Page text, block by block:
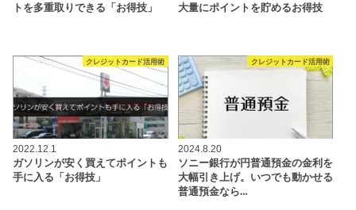
トを多重取りできる「お得技」
大量にポイントを貯めるお得技
クレジットカード活用術
2022.12.1
ガソリンが安く買えてポイントも
手に入る「お得技」
クレジットカード活用術
2024.8.20
ソニー銀行が円普通預金の金利を
大幅引き上げ。いつでも動かせる
普通預金なら…